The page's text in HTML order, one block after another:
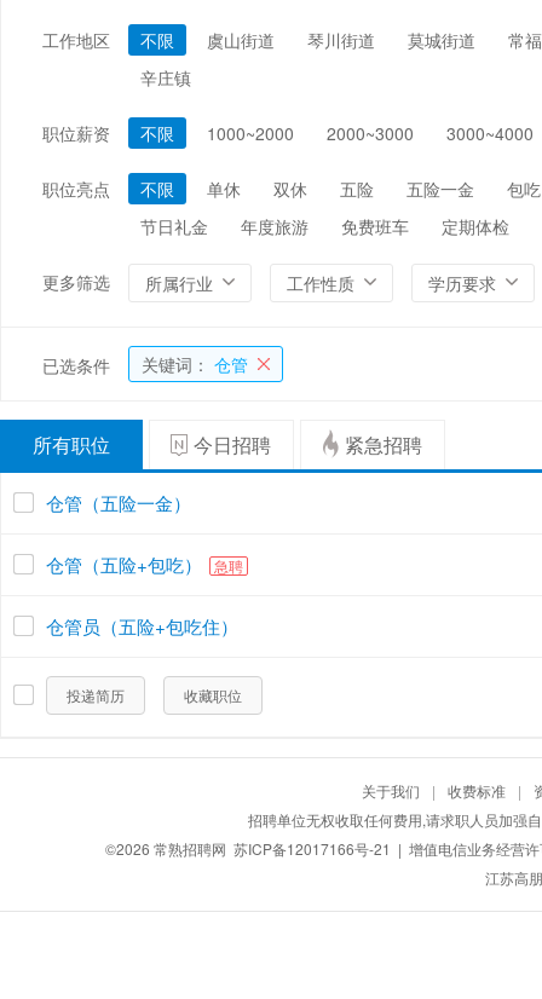
美容/美发
市场/媒介/公关
能源/电力/矿产
环保
工作地区 不限 虞山街道 琴川街道 莫城街道
常
辛庄镇
职位薪资 不限 1000~2000 2000~3000 3000~4000
职位亮点 不限 单休 双休 五险 五险一金
包吃
节日礼金
年度旅游 免费班车 定期体检
更多筛选 所属行业 工作性质 学历要求
已选条件 关键词： 仓管
所有职位 今日招聘 紧急招聘
仓管（五险一金）
仓管（五险+包吃） 急聘
仓管员（五险+包吃住）
投递简历 收藏职位
关于我们 | 收费标准 |
招聘单位无权收取任何费用,请求职人员加强
©2026 常熟招聘网 苏ICP备12017166号-21 | 增值电信业务经营
江苏高